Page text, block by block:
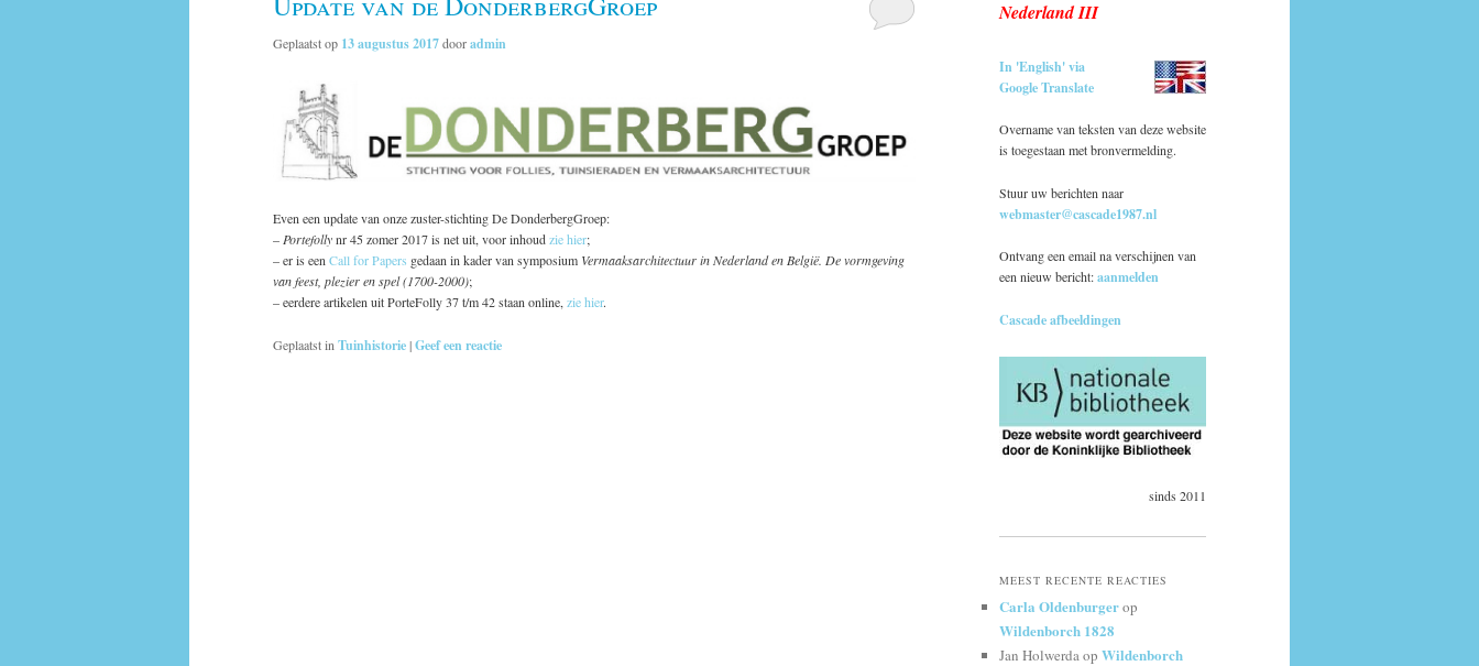
Geplaatst op 13 augustus 2017dooradmin
Even een update van onze zuster-stichting De DonderbergGroep:
–Portefollynr 45 zomer 2017 is net uit, voor inhoudzie hier;
– er is eenCall for Papers gedaan in kader van symposium Vermaaksarchitectuur in Nederland en België. De vormgeving
van feest, plezier en spel (1700-2000);
– eerdere artikelen uit PorteFolly 37 t/m 42 staan online,zie hier.
Geplaatst in Tuinhistorie|Geef een reactie
Nederland III
In 'English' via
Google Translate
Overname van teksten van deze website
is toegestaan met bronvermelding.
Stuur uw berichten naar
webmaster@cascade1987.nl
Ontvang een email na verschijnen van
een nieuw bericht:aanmelden
Cascade afbeeldingen
sinds 2011
MEEST RECENTE REACTIES
Carla Oldenburgerop
Wildenborch 1828
Jan Holwerdaop Wildenborch